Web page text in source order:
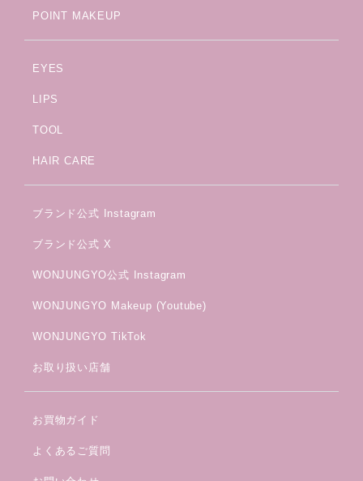
POINT MAKEUP
EYES
LIPS
TOOL
HAIR CARE
ブランド公式 Instagram
ブランド公式 X
WONJUNGYO公式 Instagram
WONJUNGYO Makeup (Youtube)
WONJUNGYO TikTok
お取り扱い店舗
お買物ガイド
よくあるご質問